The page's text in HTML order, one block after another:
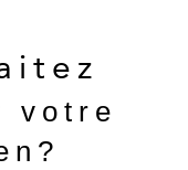
votre